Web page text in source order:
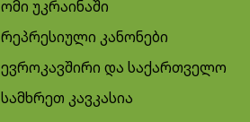
ომი უკრაინაში
რეპრესიული კანონები
ევროკავშირი და საქართველო
სამხრეთ კავკასია